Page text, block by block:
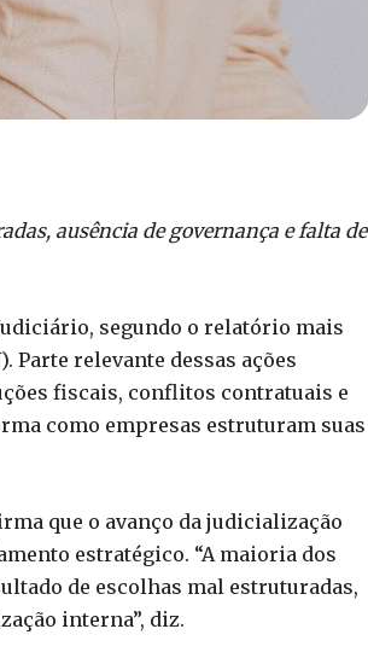
ausência de governança e falta de
segundo o relatório mais
Parte relevante dessas ações
fiscais, conflitos contratuais e
como empresas estruturam suas
que o avanço da judicialização
estratégico. “A maioria dos
de escolhas mal estruturadas,
interna”, diz.